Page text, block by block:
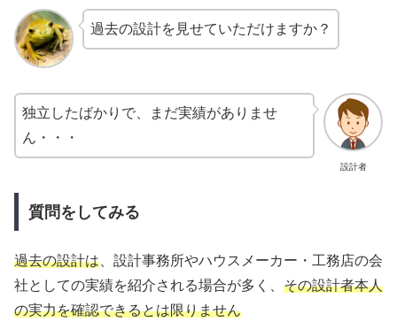
過去の設計を見せていただけますか？
設計者
独立したばかりで、まだ実績がありませ
ん・・・
質問をしてみる
過去の設計は 、設計事務所やハウスメーカー・工務店の会
社としての実績を紹介される場合が多く、 その設計者本人
の実力を確認できるとは限りません